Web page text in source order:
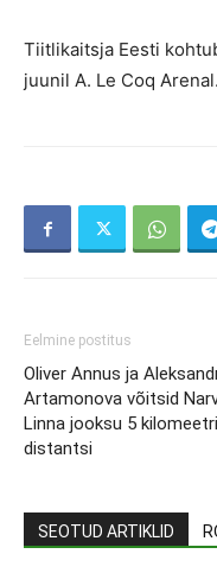
Tiitlikaitsja Eesti
juunil A. Le Coq Arenal.
Eelmine postitus
Oliver Annus ja
Artamonova võitsid
Linna jooksu 5 kilomeetri
distantsi
SEOTUD ARTIKLID